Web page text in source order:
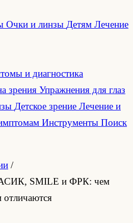
Очки и линзы Детям Лечение
и диагностика
зрения Упражнения для глаз
Детское зрение Лечение и
Инструменты Поиск
/
SMILE и ФРК: чем
отличаются